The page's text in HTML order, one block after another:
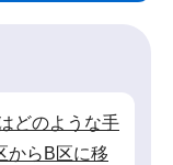
どのような手
からB区に移